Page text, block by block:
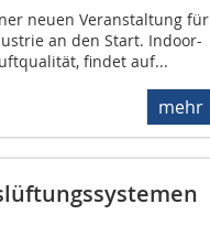
neuen Veranstaltung für
an den Start. Indoor-
findet auf...
mehr